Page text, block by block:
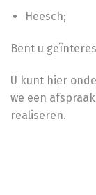
Heesch;
Bent u
U kunt hier
we een
realiseren.